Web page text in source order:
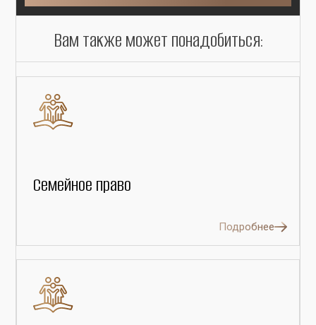
Вам также может понадобиться:
Семейное право
Подробнее